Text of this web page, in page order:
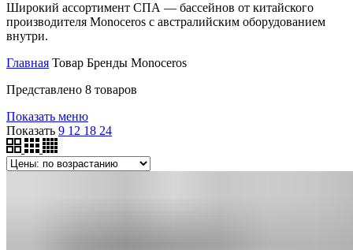
Широкий ассортимент СПА — бассейнов от китайского
производителя Monoceros c австралийским оборудованием
внутри.
Главная Товар Бренды Monoceros
Представлено 8 товаров
Показать меню
Показать 9 12 18 24